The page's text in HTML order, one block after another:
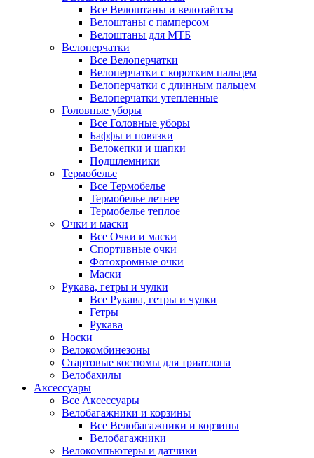
Все Велоштаны и велотайтсы
Велоштаны с памперсом
Велоштаны для МТБ
Велоперчатки
Все Велоперчатки
Велоперчатки с коротким пальцем
Велоперчатки с длинным пальцем
Велоперчатки утепленные
Головные уборы
Все Головные уборы
Баффы и повязки
Велокепки и шапки
Подшлемники
Термобелье
Все Термобелье
Термобелье летнее
Термобелье теплое
Очки и маски
Все Очки и маски
Спортивные очки
Фотохромные очки
Маски
Рукава, гетры и чулки
Все Рукава, гетры и чулки
Гетры
Рукава
Носки
Велокомбинезоны
Стартовые костюмы для триатлона
Велобахилы
Аксессуары
Все Аксессуары
Велобагажники и корзины
Все Велобагажники и корзины
Велобагажники
Велокомпьютеры и датчики